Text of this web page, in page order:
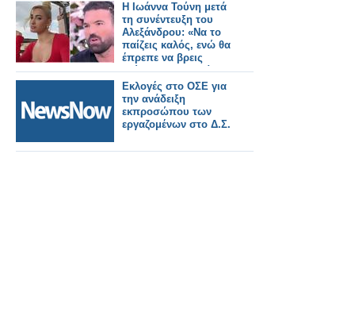
Η Ιωάννα Τούνη μετά
τη συνέντευξη του
Αλεξάνδρου: «Να το
παίζεις καλός, ενώ θα
έπρεπε να βρεις
τρύπα να κρυφτείς
μετά τις πράξεις σου»
Εκλογές στο ΟΣΕ για
την ανάδειξη
εκπροσώπου των
εργαζομένων στο Δ.Σ.